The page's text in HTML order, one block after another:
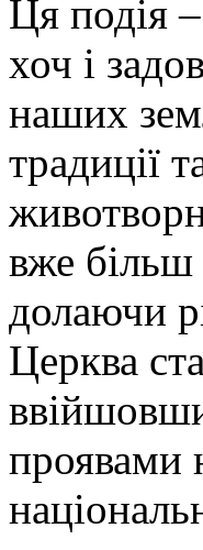
Ця подія
хоч і
наших
традиції
вже більш
долаючи
Церква
ввійшовши
проявами